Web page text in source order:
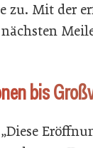
zu. Mit der
bis
„Diese